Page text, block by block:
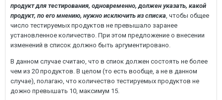
продукт для тестирования, одновременно, должен указать, какой
продукт, по его мнению, нужно исключить из списка, чтобы общее
число тестируемых продуктов не превышало заранее
установленное количество. При этом предложение о внесении
изменений в список должно быть аргументировано.
В данном случае считаю, что в спиок должен состоять не более
чем из 20 продуктов. В целом (то есть вообще, а не в данном
случае), полагаю, что количество тестируемых продуктов не
дожно превышать 10, максимум 15.